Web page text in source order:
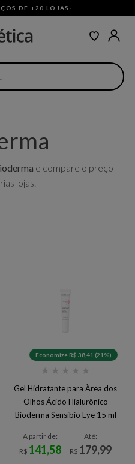
DE +20 LOJAS ·
e compare o preço
lojas.
Economize R$ 38,41 (21%)
★ ★ ★ ★ ★
Gel Hidratante para Àrea dos
Olhos Ácido Hialurônico
Bioderma Sensibio Eye 15 ml
A partir de:
R$ 141,58
Até:
R$ 179,99